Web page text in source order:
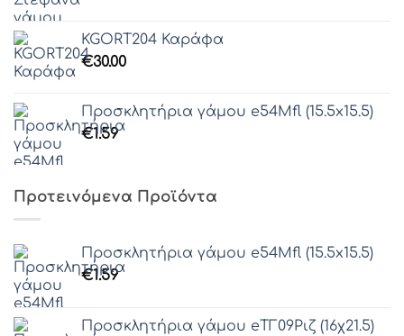
KGORT204 Καράφα
€30.00
Προσκλητήρια γάμου e54Μfl (15.5x15.5)
€1.59
Προτεινόμενα Προϊόντα
Προσκλητήρια γάμου e54Μfl (15.5x15.5)
€1.59
Προσκλητήρια γάμου eΤΓ09Ριζ (16χ21.5)